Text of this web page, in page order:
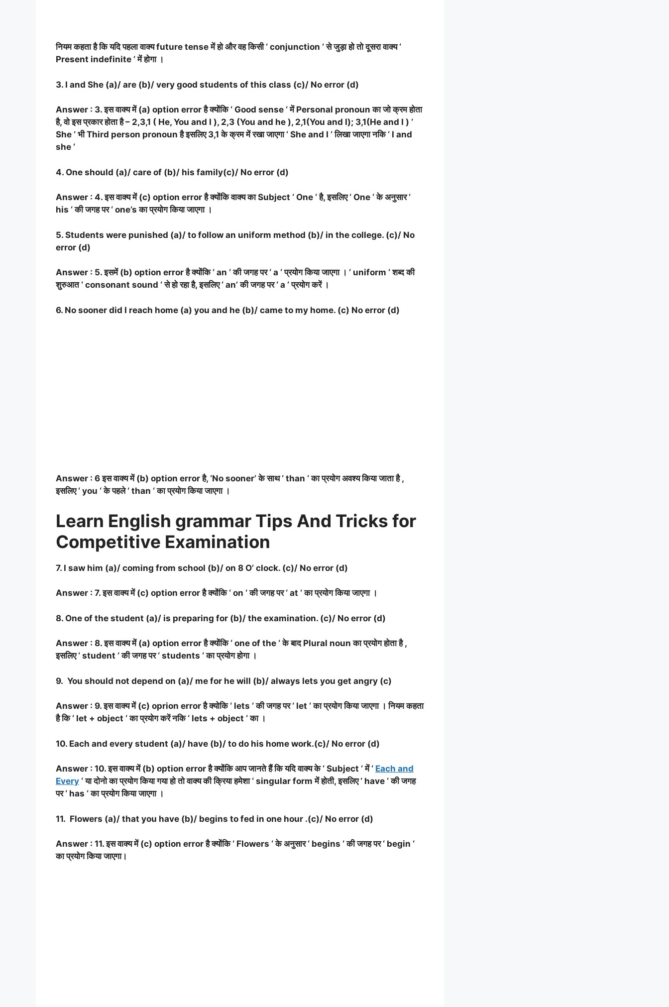
नियम कहता है कि यदि पहला वाक्य future tense में हो और वह किसी ‘ conjunction ‘ से जुड़ा हो तो दूसरा वाक्य ‘
Present indefinite ‘ में होगा ।
3. I and She (a)/ are (b)/ very good students of this class (c)/ No error (d)
Answer : 3. इस वाक्य में (a) option error है क्योंकि ‘ Good sense ‘ में Personal pronoun का जो क्रम होता
है, वो इस प्रकार होता है – 2,3,1 ( He, You and I ), 2,3 (You and he ), 2,1(You and I); 3,1(He and I ) ‘
She ‘ भी Third person pronoun है इसलिए 3,1 के क्रम में रखा जाएगा ‘ She and I ‘ लिखा जाएगा नकि ‘ I and
she ‘
4. One should (a)/ care of (b)/ his family(c)/ No error (d)
Answer : 4. इस वाक्य में (c) option error है क्योंकि वाक्य का Subject ‘ One ‘ है, इसलिए ‘ One ‘ के अनुसार ‘
his ‘ की जगह पर ‘ one’s का प्रयोग किया जाएगा ।
5. Students were punished (a)/ to follow an uniform method (b)/ in the college. (c)/ No
error (d)
Answer : 5. इसमें (b) option error है क्योंकि ‘ an ‘ की जगह पर ‘ a ‘ प्रयोग किया जाएगा । ‘ uniform ‘ शब्द की
शुरुआत ‘ consonant sound ‘ से हो रहा है, इसलिए ‘ an’ की जगह पर ‘ a ‘ प्रयोग करें ।
6. No sooner did I reach home (a) you and he (b)/ came to my home. (c) No error (d)
Answer : 6 इस वाक्य में (b) option error है, ‘No sooner’ के साथ ‘ than ‘ का प्रयोग अवश्य किया जाता है ,
इसलिए ‘ you ‘ के पहले ‘ than ‘ का प्रयोग किया जाएगा ।
Learn English grammar Tips And Tricks for
Competitive Examination
7. I saw him (a)/ coming from school (b)/ on 8 O’ clock. (c)/ No error (d)
Answer : 7. इस वाक्य में (c) option error है क्योंकि ‘ on ‘ की जगह पर ‘ at ‘ का प्रयोग किया जाएगा ।
8. One of the student (a)/ is preparing for (b)/ the examination. (c)/ No error (d)
Answer : 8. इस वाक्य में (a) option error है क्योंकि ‘ one of the ‘ के बाद Plural noun का प्रयोग होता है ,
इसलिए ‘ student ‘ की जगह पर ‘ students ‘ का प्रयोग होगा ।
9. You should not depend on (a)/ me for he will (b)/ always lets you get angry (c)
Answer : 9. इस वाक्य में (c) oprion error है क्योकि ‘ lets ‘ की जगह पर ‘ let ‘ का प्रयोग किया जाएगा । नियम कहता
है कि ‘ let + object ‘ का प्रयोग करें नकि ‘ lets + object ‘ का ।
10. Each and every student (a)/ have (b)/ to do his home work.(c)/ No error (d)
Answer : 10. इस वाक्य में (b) option error है क्योंकि आप जानते हैं कि यदि वाक्य के ‘ Subject ‘ में ‘ Each and
Every ‘ या दोनो का प्रयोग किया गया हो तो वाक्य की क्रिया हमेशा ‘ singular form में होती, इसलिए ‘ have ‘ की जगह
पर ‘ has ‘ का प्रयोग किया जाएगा ।
11. Flowers (a)/ that you have (b)/ begins to fed in one hour .(c)/ No error (d)
Answer : 11. इस वाक्य में (c) option error है क्योंकि ‘ Flowers ‘ के अनुसार ‘ begins ‘ की जगह पर ‘ begin ‘
का प्रयोग किया जाएगा।